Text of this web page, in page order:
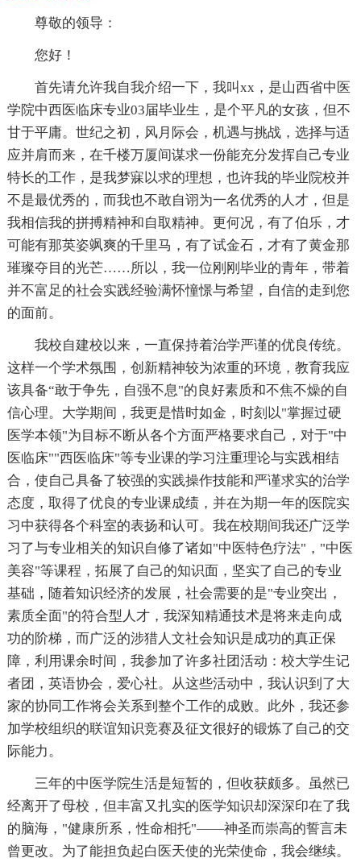
尊敬的领导：
您好！
首先请允许我自我介绍一下，我叫xx，是山西省中医
学院中西医临床专业03届毕业生，是个平凡的女孩，但不
甘于平庸。世纪之初，风月际会，机遇与挑战，选择与适
应并肩而来，在千楼万厦间谋求一份能充分发挥自己专业
特长的工作，是我梦寐以求的理想，也许我的毕业院校并
不是最优秀的，而我也不敢自诩为一名优秀的人才，但是
我相信我的拼搏精神和自取精神。更何况，有了伯乐，才
可能有那英姿飒爽的千里马，有了试金石，才有了黄金那
璀璨夺目的光芒……所以，我一位刚刚毕业的青年，带着
并不富足的社会实践经验满怀憧憬与希望，自信的走到您
的面前。
我校自建校以来，一直保持着治学严谨的优良传统。
这样一个学术氛围，创新精神较为浓重的环境，教育我应
该具备“敢于争先，自强不息"的良好素质和不焦不燥的自
信心理。大学期间，我更是惜时如金，时刻以"掌握过硬
医学本领"为目标不断从各个方面严格要求自己，对于"中
医临床""西医临床"等专业课的学习注重理论与实践相结
合，使自己具备了较强的实践操作技能和严谨求实的治学
态度，取得了优良的专业课成绩，并在为期一年的医院实
习中获得各个科室的表扬和认可。我在校期间我还广泛学
习了与专业相关的知识自修了诸如"中医特色疗法"，"中医
美容"等课程，拓展了自己的知识面，坚实了自己的专业
基础，随着知识经济的发展，社会需要的是"专业突出，
素质全面"的符合型人才，我深知精通技术是将来走向成
功的阶梯，而广泛的涉猎人文社会知识是成功的真正保
障，利用课余时间，我参加了许多社团活动：校大学生记
者团，英语协会，爱心社。从这些活动中，我认识到了大
家的协同工作将会关系到整个工作的成败。此外，我还参
加学校组织的联谊知识竞赛及征文很好的锻炼了自己的交
际能力。
三年的中医学院生活是短暂的，但收获颇多。虽然已
经离开了母校，但丰富又扎实的医学知识却深深印在了我
的脑海，"健康所系，性命相托"——神圣而崇高的誓言未
曾更改。为了能担负起白医天使的光荣使命，我会继续。